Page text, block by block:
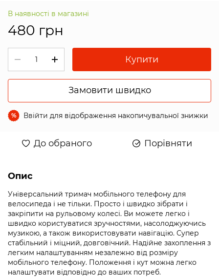
В наявності в магазині
480 грн
Купити
Замовити швидко
% Ввійти для відображення накопичувальної знижки
До обраного Порівняти
Опис
Універсальний тримач мобільного телефону для
велосипеда і не тільки. Просто і швидко зібрати і
закріпити на рульовому колесі. Ви можете легко і
швидко користуватися зручностями, насолоджуючись
музикою, а також використовувати навігацію. Супер
стабільний і міцний, довговічний. Надійне захоплення з
легким налаштуванням незалежно від розміру
мобільного телефону. Положення і кут можна легко
налаштувати відповідно до ваших потреб.